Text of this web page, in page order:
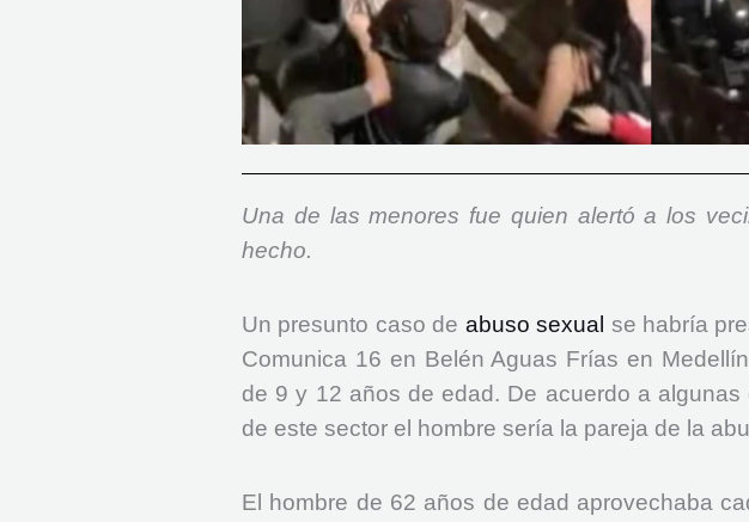
Una de las menores fue quien alertó a los
hecho.
Un presunto caso de abuso sexual se habría
Comunica 16 en Belén Aguas Frías en
de 9 y 12 años de edad. De acuerdo a
de este sector el hombre sería la pareja de la
El hombre de 62 años de edad aprovechaba